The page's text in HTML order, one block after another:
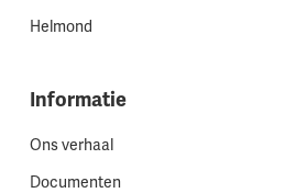
Helmond
Informatie
Ons verhaal
Documenten